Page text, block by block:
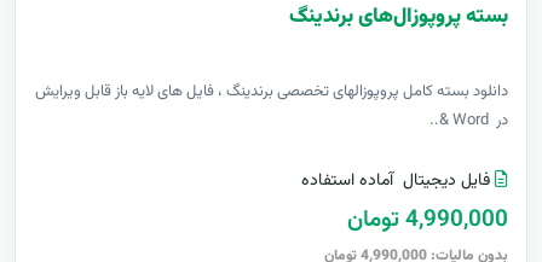
بسته پروپوزال‌های برندینگ
دانلود بسته کامل پروپوزالهای تخصصی برندینگ ، فایل های لایه باز قابل ویرایش
در Word &..
فایل دیجیتال آماده استفاده
4,990,000 تومان
بدون مالیات: 4,990,000 تومان